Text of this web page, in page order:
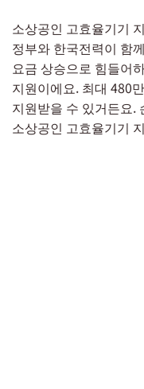
소상공인 고효율기기
정부와 한국전력이 함
요금 상승으로 힘들어
지원이에요. 최대 480
지원받을 수 있거든요.
소상공인 고효율기기